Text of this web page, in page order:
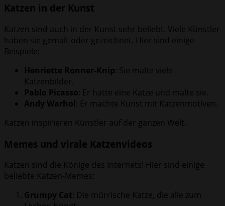
Katzen in der Kunst
Katzen sind auch in der Kunst sehr beliebt. Viele Künstler
haben sie gemalt oder gezeichnet. Hier sind einige
Beispiele:
Henriette Ronner-Knip: Sie malte viele
Katzenbilder.
Pablo Picasso: Er hatte eine Katze und malte sie.
Andy Warhol: Er machte Kunst mit Katzenmotiven.
Katzen inspirieren Künstler auf der ganzen Welt.
Memes und virale Katzenvideos
Katzen sind die Könige des Internets! Hier sind einige
beliebte Katzen-Memes:
Grumpy Cat: Die mürrische Katze, die alle zum